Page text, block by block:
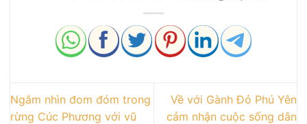
Ngắm nhìn đom đóm trong
rừng Cúc Phương với vũ
Về với Gành Đỏ Phú Yên
cảm nhận cuộc sống dân